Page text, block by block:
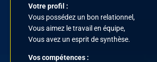
Votre profil :
Vous possédez un bon relationnel,
Vous aimez le travail en équipe,
Vous avez un esprit de synthèse.
Vos compétences :